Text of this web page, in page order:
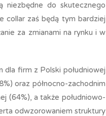
niezbędne do skutecznego
collar zaś będą tym bardziej
za zmianami na rynku i w
dla firm z Polski południowej
oraz północno-zachodnim
(64%), a także południowo-
odwzorowaniem struktury